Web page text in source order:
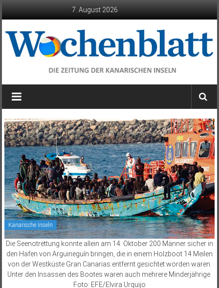
7. August 2026
Wochenblatt
die
der
Kanarischen
Inseln
Kanarische Inseln
Die Seenotrettung konnte allein am 14. Oktober 200 Männer sicher in
den Hafen von Arguineguín bringen, die in einem Holzboot 14 Meilen
von der Westküste Gran Canarias entfernt gesichtet worden waren.
Unter den Insassen des Bootes waren auch mehrere Minderjährige.
Foto: EFE/Elvira Urquijo